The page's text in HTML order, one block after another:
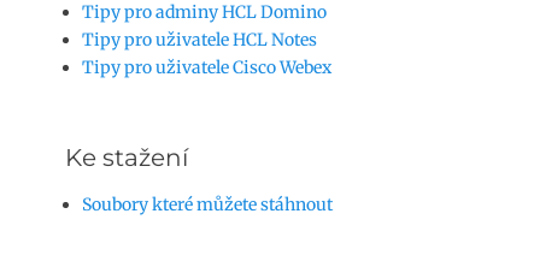
Tipy pro adminy HCL Domino
Tipy pro uživatele HCL Notes
Tipy pro uživatele Cisco Webex
Ke stažení
Soubory které můžete stáhnout